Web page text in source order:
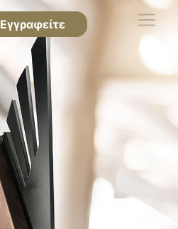
Εγγραφείτε